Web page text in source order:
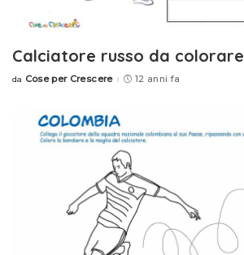
Calciatore russo da colorare
Posted
da Cose per Crescere 12 anni fa